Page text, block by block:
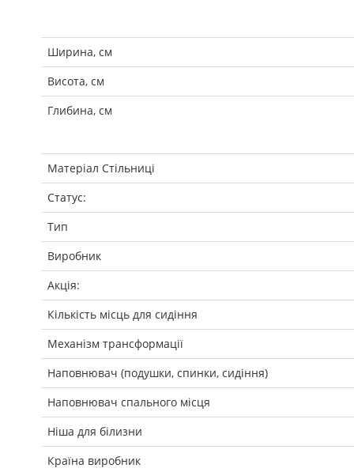
Ширина, см
Висота, см
Глибина, см
Матеріал Стільниці
Статус:
Тип
Виробник
Акція:
Кількість місць для сидіння
Механізм трансформації
Наповнювач (подушки, спинки, сидіння)
Наповнювач спального місця
Ніша для білизни
Країна виробник